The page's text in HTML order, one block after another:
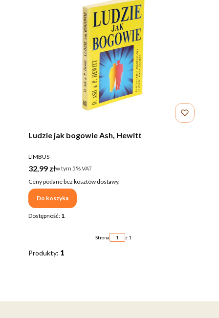
Ludzie jak bogowie Ash, Hewitt
PRODUCENT
LIMBUS
Cena brutto
32,99 złw tym %s VAT
w tym 5%VAT
Ceny podane bez kosztów dostawy.
Do koszyka
Dostępność: 1
Strona z 1
Produkty: 1